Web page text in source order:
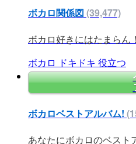
ボカロ関係図 (39,477)
ボカロ好きにはたまらん
ボカロ ドキドキ 役立つ
ボカロベストアルバム!
あなたにボカロのベスト